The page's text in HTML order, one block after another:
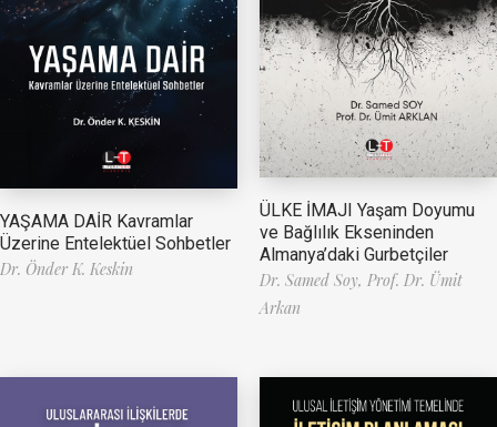
YAŞAMA DAİR Kavramlar
Üzerine Entelektüel Sohbetler
Dr. Önder K. Keskin
ÜLKE İMAJI Yaşam Doyumu
ve Bağlılık Ekseninden
Almanya’daki Gurbetçiler
Dr. Samed Soy, Prof. Dr. Ümit
Arkan